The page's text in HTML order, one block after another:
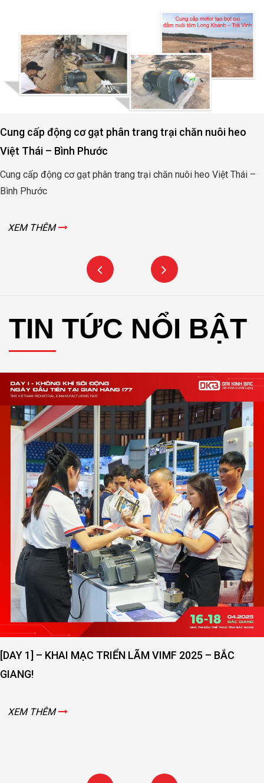
Cung cấp động cơ gạt phân trang trại chăn nuôi heo
Việt Thái – Bình Phước
Cung cấp động cơ gạt phân trang trại chăn nuôi heo Việt Thái –
Bình Phước
XEM THÊM
TIN TỨC NỔI BẬT
[DAY 1] – KHAI MẠC TRIỂN LÃM VIMF 2025 – BẮC
GIANG!
XEM THÊM